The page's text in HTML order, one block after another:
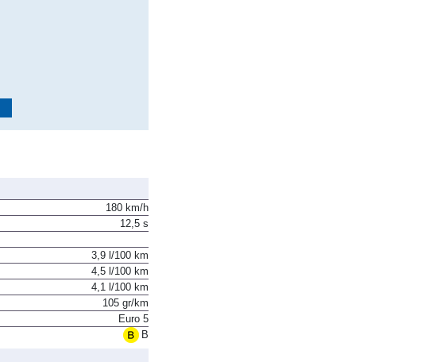
180 km/h
12,5 s
3,9 l/100 km
4,5 l/100 km
4,1 l/100 km
105 gr/km
Euro 5
B